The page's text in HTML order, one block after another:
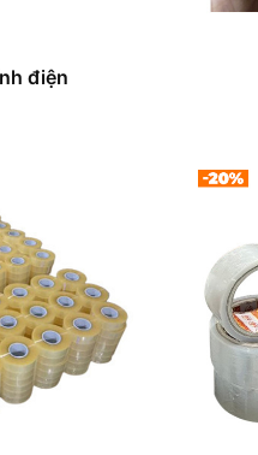
điện